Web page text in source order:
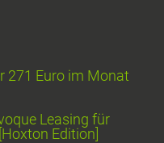
271 Euro im Monat
Leasing für
Edition]